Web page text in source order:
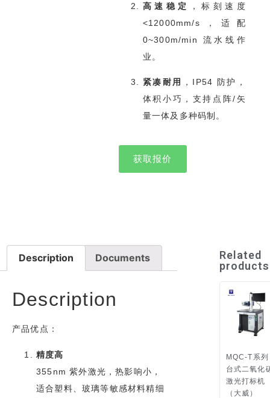
高速稳定
，标刻速度
<12000mm/s，适配
0~300m/min 流水线作
业。
紧凑耐用
，IP54 防护，
体积小巧，支持点阵/矢
量一体及多种码制。
获取报价
Description Documents
Description
产品优点：
精度高
355nm 紫外激光，热影响小，
适合塑料、玻璃等敏感材料精细
Related
products
MQC-T系列
台式二氧化
激光打标机
（大威）